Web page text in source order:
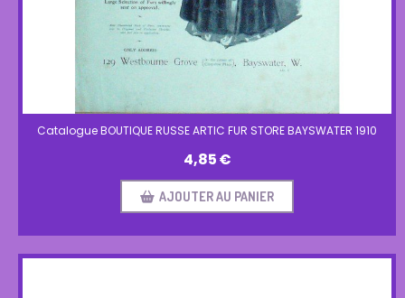
Catalogue BOUTIQUE RUSSE ARTIC FUR STORE BAYSWATER 1910
4,85€
AJOUTER AU PANIER